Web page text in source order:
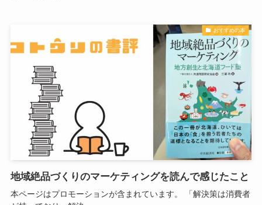
おすすめの本
地域絶品づくりのマーケティングを読んで感じたこと
本ページはプロモーションが含まれています。 「解決策は消費者